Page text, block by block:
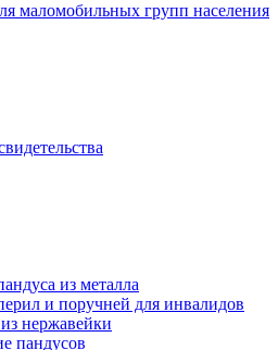
маломобильных групп населения
из металла
и поручней для инвалидов
нержавейки
пандусов